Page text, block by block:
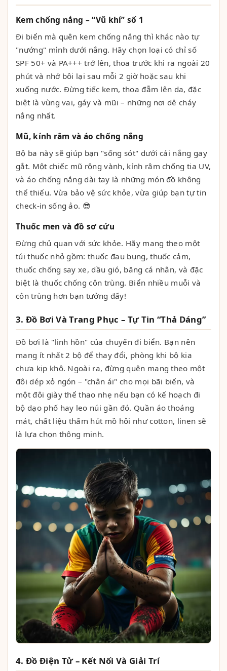
Kem chống nắng – “Vũ khí” số 1
Đi biển mà quên kem chống nắng thì khác nào tự
"nướng" mình dưới nắng. Hãy chọn loại có chỉ số
SPF 50+ và PA+++ trở lên, thoa trước khi ra ngoài 20
phút và nhớ bôi lại sau mỗi 2 giờ hoặc sau khi
xuống nước. Đừng tiếc kem, thoa đẫm lên da, đặc
biệt là vùng vai, gáy và mũi – những nơi dễ cháy
nắng nhất.
Mũ, kính râm và áo chống nắng
Bộ ba này sẽ giúp bạn "sống sót" dưới cái nắng gay
gắt. Một chiếc mũ rộng vành, kính râm chống tia UV,
và áo chống nắng dài tay là những món đồ không
thể thiếu. Vừa bảo vệ sức khỏe, vừa giúp bạn tự tin
check-in sống ảo. 😎
Thuốc men và đồ sơ cứu
Đừng chủ quan với sức khỏe. Hãy mang theo một
túi thuốc nhỏ gồm: thuốc đau bụng, thuốc cảm,
thuốc chống say xe, dầu gió, băng cá nhân, và đặc
biệt là thuốc chống côn trùng. Biển nhiều muỗi và
côn trùng hơn bạn tưởng đấy!
3. Đồ Bơi Và Trang Phục – Tự Tin “Thả Dáng”
Đồ bơi là "linh hồn" của chuyến đi biển. Bạn nên
mang ít nhất 2 bộ để thay đổi, phòng khi bộ kia
chưa kịp khô. Ngoài ra, đừng quên mang theo một
đôi dép xỏ ngón – "chân ái" cho mọi bãi biển, và
một đôi giày thể thao nhẹ nếu bạn có kế hoạch đi
bộ dạo phố hay leo núi gần đó. Quần áo thoáng
mát, chất liệu thấm hút mồ hôi như cotton, linen sẽ
là lựa chọn thông minh.
4. Đồ Điện Tử – Kết Nối Và Giải Trí